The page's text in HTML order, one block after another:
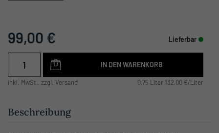
99,00 € Lieferbar
IN DEN WARENKORB
inkl. MwSt., zzgl. Versand 0,75 Liter 132,00 €/Liter
Beschreibung